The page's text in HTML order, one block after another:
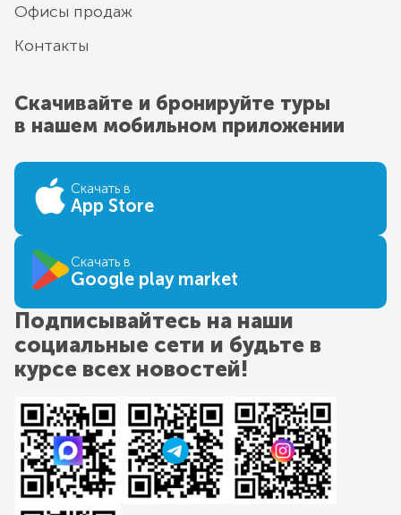
Офисы продаж
Контакты
Скачивайте и бронируйте туры
в нашем мобильном приложении
Скачать в
App Store
Скачать в
Google play market
Подписывайтесь на наши
социальные сети и будьте в
курсе всех новостей!